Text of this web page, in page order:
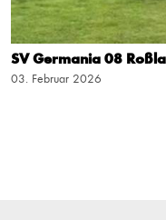
SV Germania 08
03. Februar 2026